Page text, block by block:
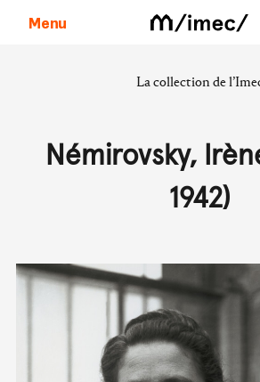
Menu
La collection de
Némirovsky,
1942)